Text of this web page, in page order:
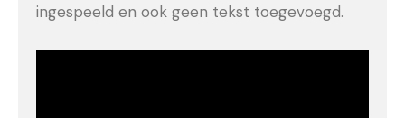
ingespeeld en ook geen tekst toegevoegd.